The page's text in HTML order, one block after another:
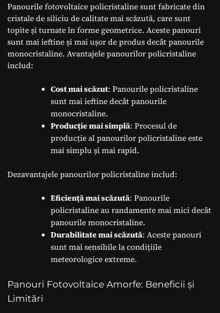
Panourile fotovoltaice policristaline sunt fabricate din
cristale de siliciu de calitate mai scăzută, care sunt
topite și turnate în forme geometrice. Aceste panouri
sunt mai ieftine și mai ușor de produs decât panourile
monocristaline. Avantajele panourilor policristaline
includ:
Cost mai scăzut: Panourile policristaline
sunt mai ieftine decât panourile
monocristaline.
Producție mai simplă: Procesul de
producție al panourilor policristaline este
mai simplu și mai rapid.
Dezavantajele panourilor policristaline includ:
Eficiență mai scăzută: Panourile
policristaline au randamente mai mici decât
panourile monocristaline.
Durabilitate mai scăzută: Aceste panouri
sunt mai sensibile la condițiile
meteorologice extreme.
Panouri Fotovoltaice Amorfe: Beneficii și
Limitări